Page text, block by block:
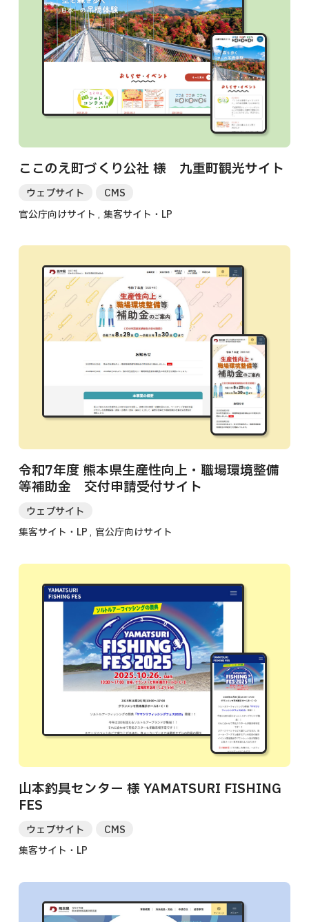
ここのえ町づくり公社 様 九重町観光サイト
ウェブサイト
CMS
官公庁向けサイト
集客サイト・LP
令和7年度 熊本県生産性向上・職場環境整備
等補助金 交付申請受付サイト
ウェブサイト
集客サイト・LP
官公庁向けサイト
山本釣具センター 様 YAMATSURI FISHING
FES
ウェブサイト
CMS
集客サイト・LP